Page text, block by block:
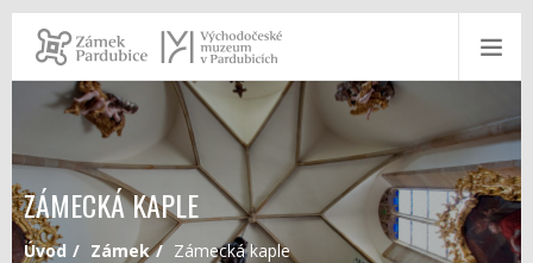
ZÁMECKÁ KAPLE
Úvod Zámek Zámecká kaple